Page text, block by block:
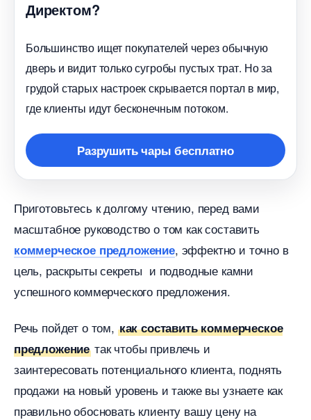
Директом?
Большинство ищет покупателей через обычную
дверь и видит только сугробы пустых трат. Но за
рудой старых настроек скрывается портал в мир,
де клиенты идут бесконечным потоком.
Разрушить чары бесплатно
Приготовьтесь к долгому чтению, перед вами
масштабное руководство о том как составить
коммерческое предложение, эффектно и точно
цель, раскрыты секреты и подводные камни
успешного коммерческого предложения.
Речь пойдет о том, как составить коммерческое
предложение так чтобы привлечь и
заинтересовать потенциального клиента, поднять
продажи на новый уровень и также вы узнаете как
правильно обосновать клиенту вашу цену на